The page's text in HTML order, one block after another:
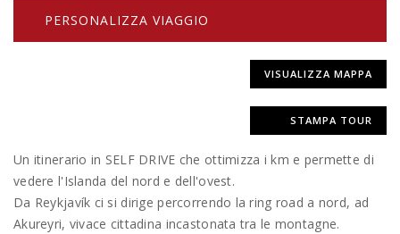
PERSONALIZZA VIAGGIO
VISUALIZZA MAPPA
STAMPA TOUR
Un itinerario in SELF DRIVE che ottimizza i km e permette di
vedere l'Islanda del nord e dell'ovest.
Da Reykjavík ci si dirige percorrendo la ring road a nord, ad
Akureyri, vivace cittadina incastonata tra le montagne.